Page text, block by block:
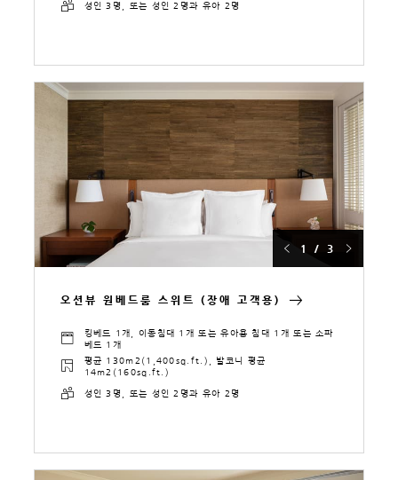
성인 3명, 또는 성인 2명과 유아 2명
1 / 3
오션뷰 원베드룸 스위트 (장애 고객용)
킹베드 1개, 이동침대 1개 또는 유아용 침대 1개 또는 소파
베드 1개
평균 130m2(1,400sq.ft.), 발코니 평균
14m2(160sq.ft.)
성인 3명, 또는 성인 2명과 유아 2명